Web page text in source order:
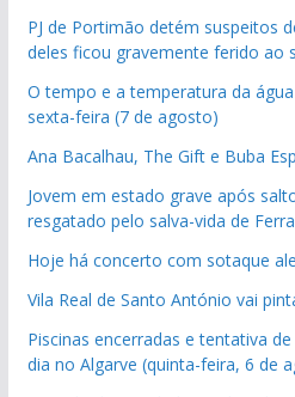
PJ de Portimão detém suspeitos
deles ficou gravemente ferido ao
O tempo e a temperatura da
sexta-feira (7 de agosto)
Ana Bacalhau, The Gift e Buba
Jovem em estado grave após
resgatado pelo salva-vida de
Hoje há concerto com sotaque
Vila Real de Santo António vai
Piscinas encerradas e tentativa
dia no Algarve (quinta-feira, 6 de